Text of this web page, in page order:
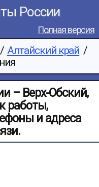
России
Полная версия
/ Алтайский край /
– Верх-Обский,
работы,
и адреса